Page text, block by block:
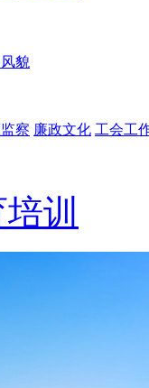
貌
察 廉政文化 工会工
训